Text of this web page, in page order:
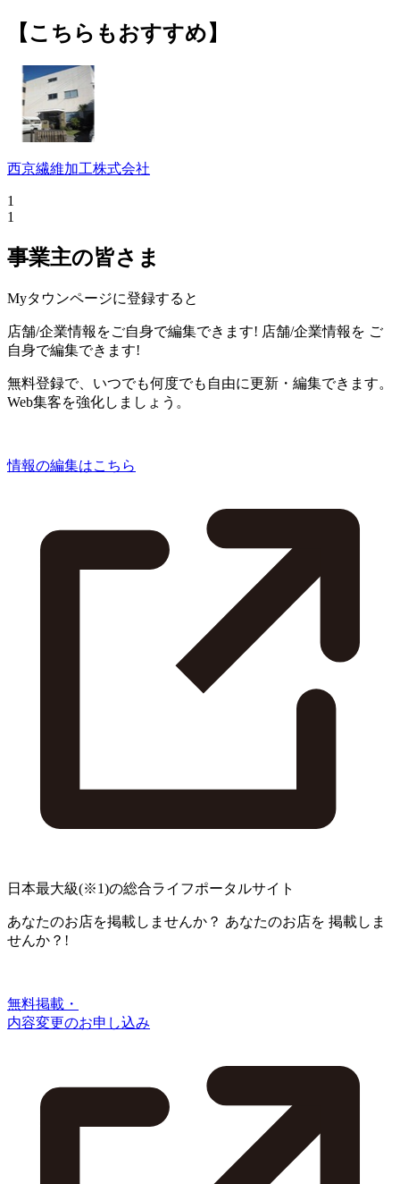
【こちらもおすすめ】
西京繊維加工株式会社
1
1
事業主の皆さま
Myタウンページに登録すると
店舗/企業情報をご自身で編集できます! 店舗/企業情報を ご
自身で編集できます!
無料登録で、いつでも何度でも自由に更新・編集できます。
Web集客を強化しましょう。
情報の編集はこちら
日本最大級(※1)の総合ライフポータルサイト
あなたのお店を掲載しませんか？ あなたのお店を 掲載しま
せんか？!
無料掲載・
内容変更のお申し込み